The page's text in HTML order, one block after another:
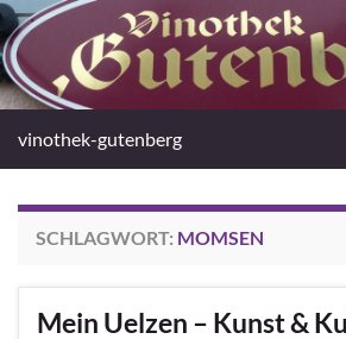
vinothek-gutenberg
SCHLAGWORT: MOMSEN
Mein Uelzen – Kunst &